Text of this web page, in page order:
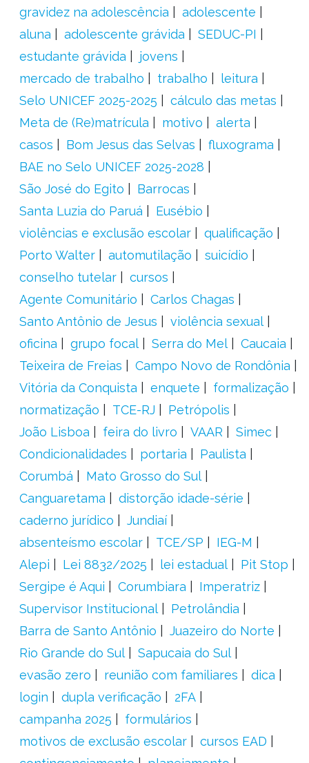
gravidez na adolescência
adolescente
aluna
adolescente grávida
SEDUC-PI
estudante grávida
jovens
mercado de trabalho
trabalho
leitura
Selo UNICEF 2025-2025
cálculo das metas
Meta de (Re)matrícula
motivo
alerta
casos
Bom Jesus das Selvas
fluxograma
BAE no Selo UNICEF 2025-2028
São José do Egito
Barrocas
Santa Luzia do Paruá
Eusébio
violências e exclusão escolar
qualificação
Porto Walter
automutilação
suicídio
conselho tutelar
cursos
Agente Comunitário
Carlos Chagas
Santo Antônio de Jesus
violência sexual
oficina
grupo focal Serra do Mel
Caucaia
Teixeira de Freias
Campo Novo de Rondônia
Vitória da Conquista
enquete
formalização
normatização
TCE-RJ
Petrópolis
João Lisboa
feira do livro VAAR
Simec
Condicionalidades
portaria
Paulista
Corumbá
Mato Grosso do Sul
Canguaretama
distorção idade-série
caderno jurídico
Jundiaí
absenteísmo escolar
TCE/SP
IEG-M
Alepi
Lei 8832/2025 lei estadual
Pit Stop
Sergipe é Aqui
Corumbiara
Imperatriz
Supervisor Institucional
Petrolândia
Barra de Santo Antônio
Juazeiro do Norte
Rio Grande do Sul
Sapucaia do Sul
evasão zero
reunião com familiares
dica
login
dupla verificação
2FA
campanha 2025
formulários
motivos de exclusão escolar
cursos EAD